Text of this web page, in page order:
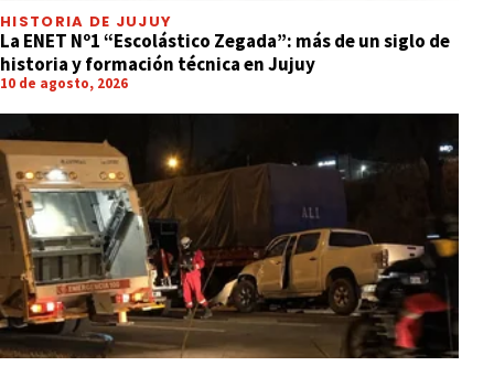
HISTORIA DE JUJUY
La ENET Nº1 “Escolástico Zegada”: más de un siglo de
historia y formación técnica en Jujuy
10 de agosto, 2026